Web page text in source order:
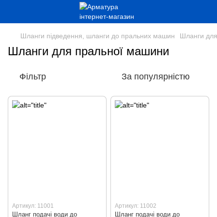
Шланги підведення, шланги до пральних машин Шланги
Шланги для пральної машини
Фільтр За популярністю
Артикул: 11001
Шланг подачі води до
Артикул: 11002
Шланг подачі води до